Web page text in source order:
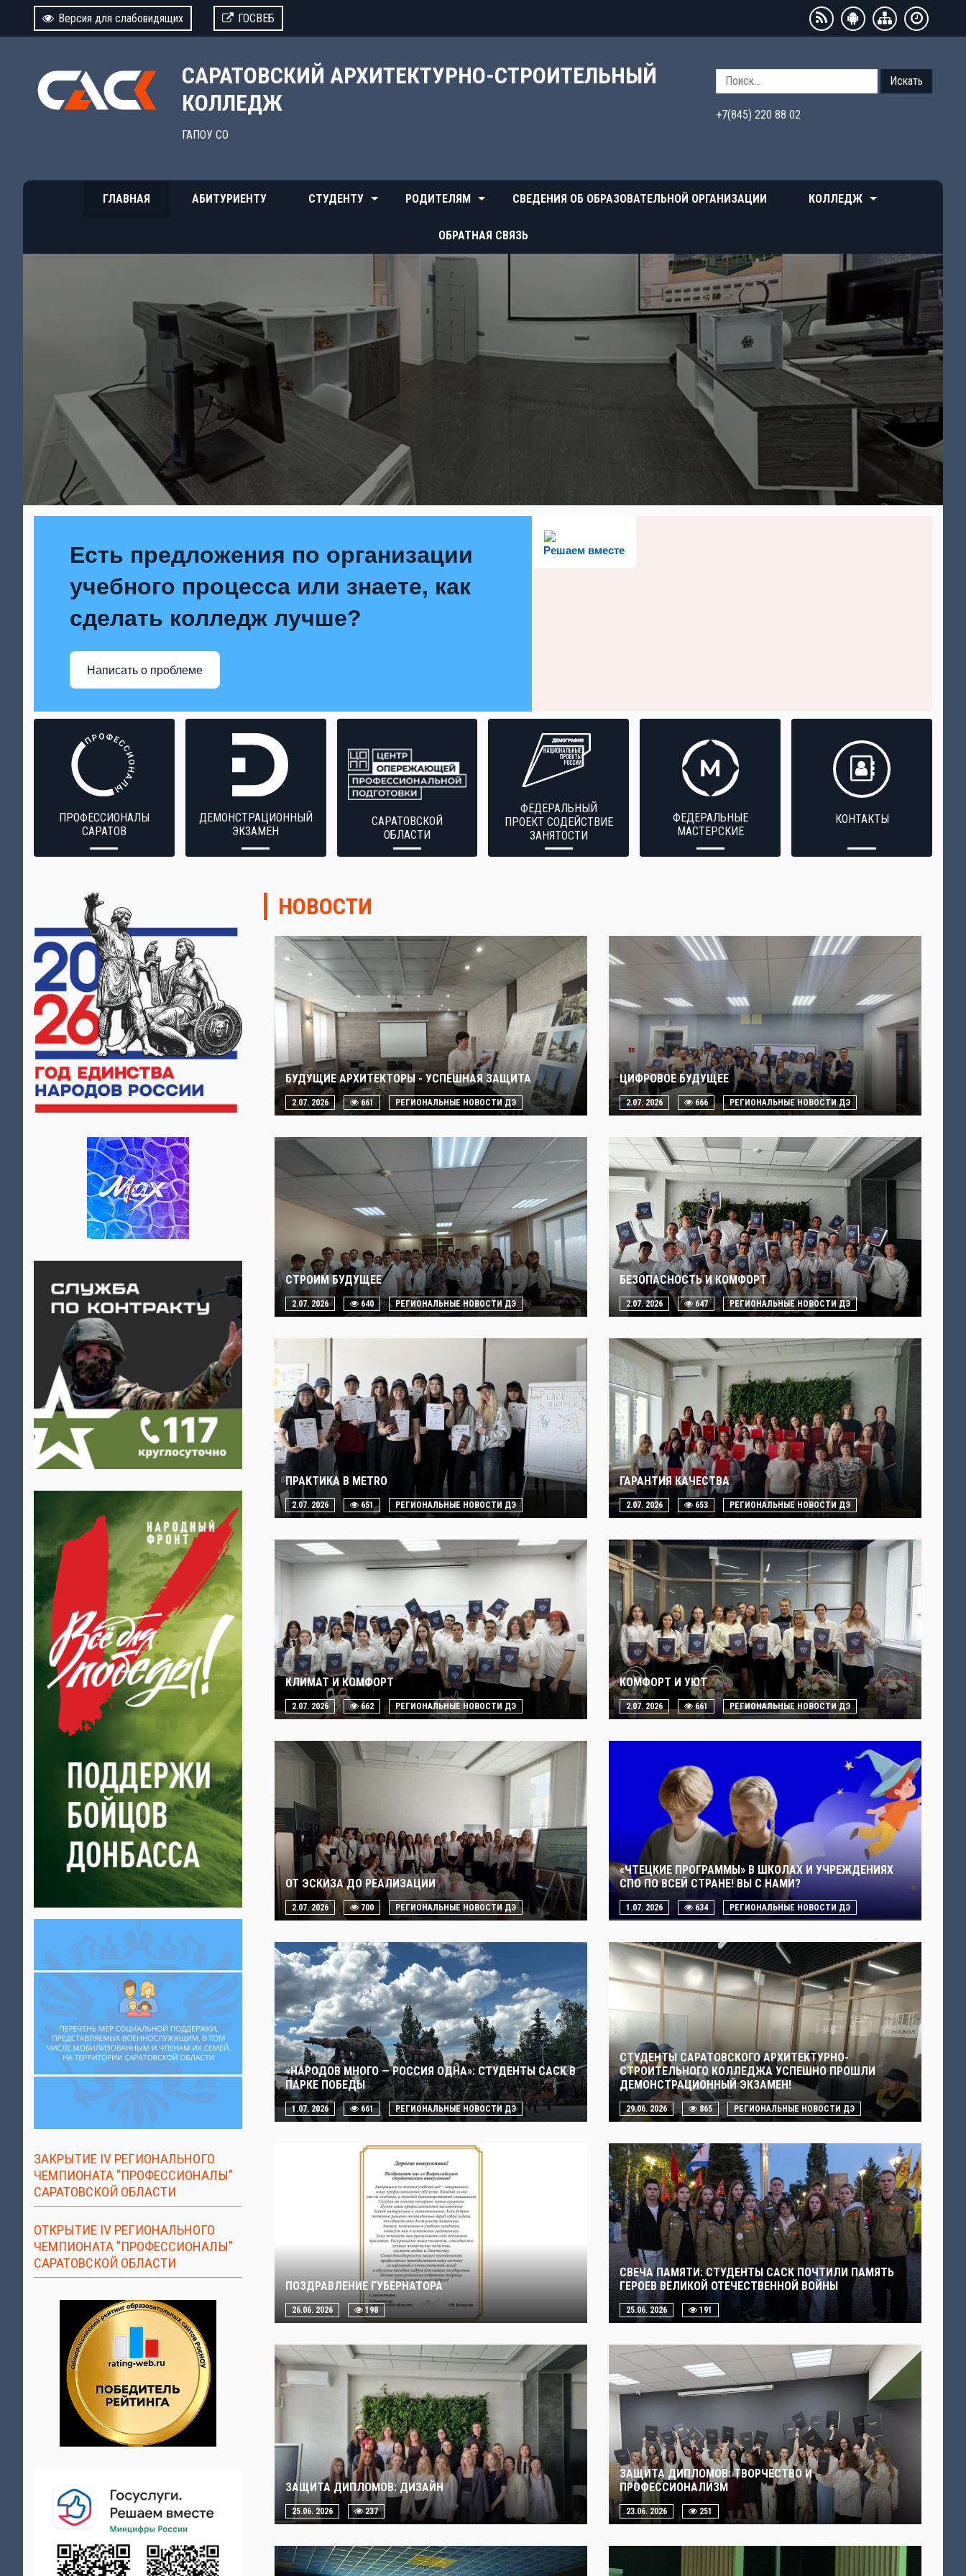
Версия для слабовидящих ГОСВЕБ
САРАТОВСКИЙ АРХИТЕКТУРНО-СТРОИТЕЛЬНЫЙ
КОЛЛЕДЖ
ГАПОУ СО
Искать
+7(845) 220 88 02
ГЛАВНАЯ АБИТУРИЕНТУ СТУДЕНТУ РОДИТЕЛЯМ СВЕДЕНИЯ ОБ ОБРАЗОВАТЕЛЬНОЙ ОРГАНИЗАЦИИ КОЛЛЕДЖ
ОБРАТНАЯ СВЯЗЬ
Решаем вместе
Есть предложения по организации
учебного процесса или знаете, как
сделать колледж лучше?
Написать о проблеме
ПРОФЕССИОНАЛЫ
САРАТОВ
ДЕМОНСТРАЦИОННЫЙ
ЭКЗАМЕН
САРАТОВСКОЙ
ОБЛАСТИ
ФЕДЕРАЛЬНЫЙ
ПРОЕКТ СОДЕЙСТВИЕ
ЗАНЯТОСТИ
ФЕДЕРАЛЬНЫЕ
МАСТЕРСКИЕ
КОНТАКТЫ
ЗАКРЫТИЕ IV РЕГИОНАЛЬНОГО
ЧЕМПИОНАТА "ПРОФЕССИОНАЛЫ"
САРАТОВСКОЙ ОБЛАСТИ
ОТКРЫТИЕ IV РЕГИОНАЛЬНОГО
ЧЕМПИОНАТА "ПРОФЕССИОНАЛЫ"
САРАТОВСКОЙ ОБЛАСТИ
НОВОСТИ
БУДУЩИЕ АРХИТЕКТОРЫ - УСПЕШНАЯ ЗАЩИТА
2.07. 2026 661 РЕГИОНАЛЬНЫЕ НОВОСТИ ДЭ
ЦИФРОВОЕ БУДУЩЕЕ
2.07. 2026 666 РЕГИОНАЛЬНЫЕ НОВОСТИ ДЭ
СТРОИМ БУДУЩЕЕ
2.07. 2026 640 РЕГИОНАЛЬНЫЕ НОВОСТИ ДЭ
БЕЗОПАСНОСТЬ И КОМФОРТ
2.07. 2026 647 РЕГИОНАЛЬНЫЕ НОВОСТИ ДЭ
ПРАКТИКА В METRO
2.07. 2026 651 РЕГИОНАЛЬНЫЕ НОВОСТИ ДЭ
ГАРАНТИЯ КАЧЕСТВА
2.07. 2026 653 РЕГИОНАЛЬНЫЕ НОВОСТИ ДЭ
КЛИМАТ И КОМФОРТ
2.07. 2026 662 РЕГИОНАЛЬНЫЕ НОВОСТИ ДЭ
КОМФОРТ И УЮТ
2.07. 2026 661 РЕГИОНАЛЬНЫЕ НОВОСТИ ДЭ
ОТ ЭСКИЗА ДО РЕАЛИЗАЦИИ
2.07. 2026 700 РЕГИОНАЛЬНЫЕ НОВОСТИ ДЭ
«ЧТЕЦКИЕ ПРОГРАММЫ» В ШКОЛАХ И УЧРЕЖДЕНИЯХ
СПО ПО ВСЕЙ СТРАНЕ! ВЫ С НАМИ?
1.07. 2026 634 РЕГИОНАЛЬНЫЕ НОВОСТИ ДЭ
«НАРОДОВ МНОГО — РОССИЯ ОДНА»: СТУДЕНТЫ САСК В
ПАРКЕ ПОБЕДЫ
1.07. 2026 661 РЕГИОНАЛЬНЫЕ НОВОСТИ ДЭ
СТУДЕНТЫ САРАТОВСКОГО АРХИТЕКТУРНО-
СТРОИТЕЛЬНОГО КОЛЛЕДЖА УСПЕШНО ПРОШЛИ
ДЕМОНСТРАЦИОННЫЙ ЭКЗАМЕН!
29.06. 2026 865 РЕГИОНАЛЬНЫЕ НОВОСТИ ДЭ
ПОЗДРАВЛЕНИЕ ГУБЕРНАТОРА
26.06. 2026 198
СВЕЧА ПАМЯТИ: СТУДЕНТЫ САСК ПОЧТИЛИ ПАМЯТЬ
ГЕРОЕВ ВЕЛИКОЙ ОТЕЧЕСТВЕННОЙ ВОЙНЫ
25.06. 2026 191
ЗАЩИТА ДИПЛОМОВ: ДИЗАЙН
25.06. 2026 237
ЗАЩИТА ДИПЛОМОВ: ТВОРЧЕСТВО И
ПРОФЕССИОНАЛИЗМ
23.06. 2026 251